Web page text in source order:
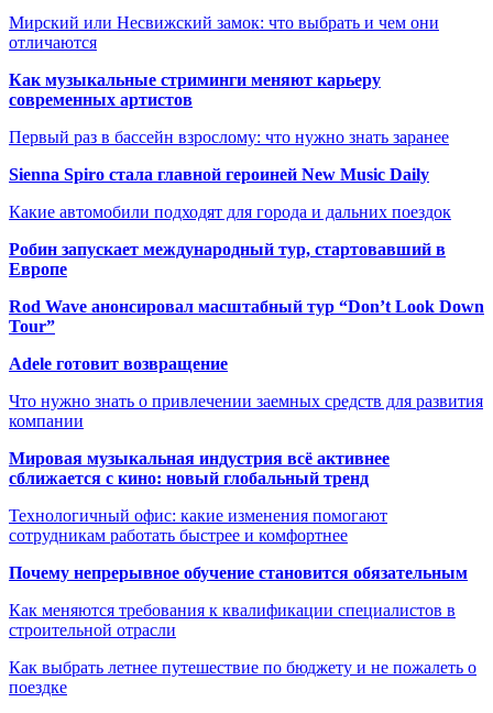
Мирский или Несвижский замок: что выбрать и чем они
отличаются
Как музыкальные стриминги меняют карьеру
современных артистов
Первый раз в бассейн взрослому: что нужно знать заранее
Sienna Spiro стала главной героиней New Music Daily
Какие автомобили подходят для города и дальних поездок
Робин запускает международный тур, стартовавший в
Европе
Rod Wave анонсировал масштабный тур “Don’t Look Down
Tour”
Adele готовит возвращение
Что нужно знать о привлечении заемных средств для развития
компании
Мировая музыкальная индустрия всё активнее
сближается с кино: новый глобальный тренд
Технологичный офис: какие изменения помогают
сотрудникам работать быстрее и комфортнее
Почему непрерывное обучение становится обязательным
Как меняются требования к квалификации специалистов в
строительной отрасли
Как выбрать летнее путешествие по бюджету и не пожалеть о
поездке